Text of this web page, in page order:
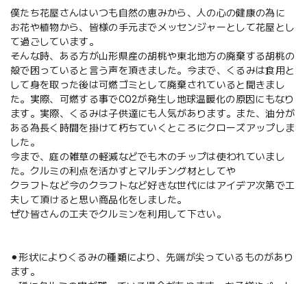
僕たち花屋さんはいつも自然の恵みから、人の心の健康の為に
お花や植物から、皆様の手元までメッセンジャーとして花屋とし
て過ごしています。
そんな時、ある方が山形県産の胡桃や東北地方の廃棄する胡桃の
殻で困っていると言う声を頂きました。今まで、くるみは食用と
して身を取った後は可燃ゴミとして廃棄されていると聞きまし
た。実際、可燃する事でCO2が発生し地球温暖化の原因にもなり
ます。実際、くるみは子供達にも人気があります。また、油分が
ある為長く時間を掛けて朽ちていくところにクローズアップしま
した。
今まで、庭の雑草の軽減などでも木のチップは使われていまし
た。クルミの利点を活かすとマルチング材としてや
クラフトなど今のクラフトなど好きな世代にはアイデア次第で工
夫して頂けると思い商品化をしました。
ぜひ皆さんの工夫でクルミンを利用して下さい。
⚫︎形状によりくるみの種類により、先端が尖っているものがあり
ます。